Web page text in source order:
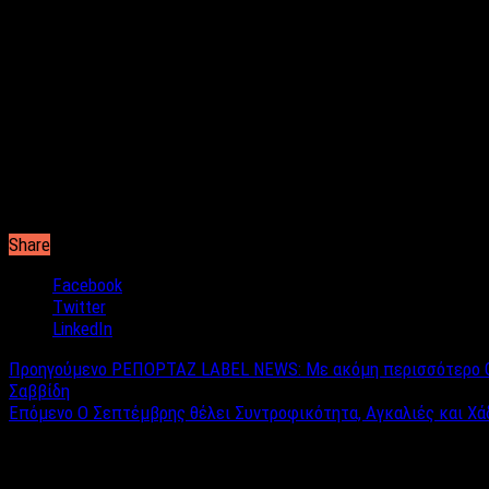
Share
Facebook
Twitter
LinkedIn
Προηγούμενο ΡΕΠΟΡΤΑΖ LABEL NEWS: Με ακόμη περισσότερο
Σαββίδη
Επόμενο Ο Σεπτέμβρης θέλει Συντροφικότητα, Αγκαλιές και